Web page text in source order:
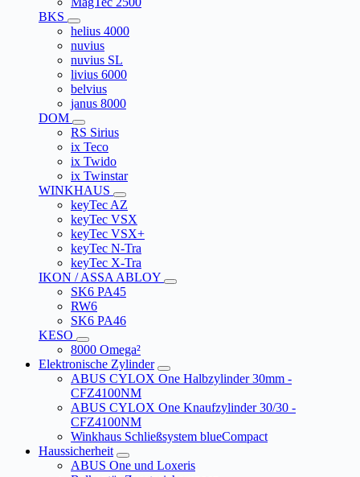
BKS
helius 4000
nuvius
nuvius SL
livius 6000
belvius
janus 8000
DOM
RS Sirius
ix Teco
ix Twido
ix Twinstar
WINKHAUS
keyTec AZ
keyTec VSX
keyTec VSX+
keyTec N-Tra
keyTec X-Tra
IKON / ASSA ABLOY
SK6 PA45
RW6
SK6 PA46
KESO
8000 Omega²
Elektronische Zylinder
ABUS CYLOX One Halbzylinder 30mm -
CFZ4100NM
ABUS CYLOX One Knaufzylinder 30/30 -
CFZ4100NM
Winkhaus Schließsystem blueCompact
Haussicherheit
ABUS One und Loxeris